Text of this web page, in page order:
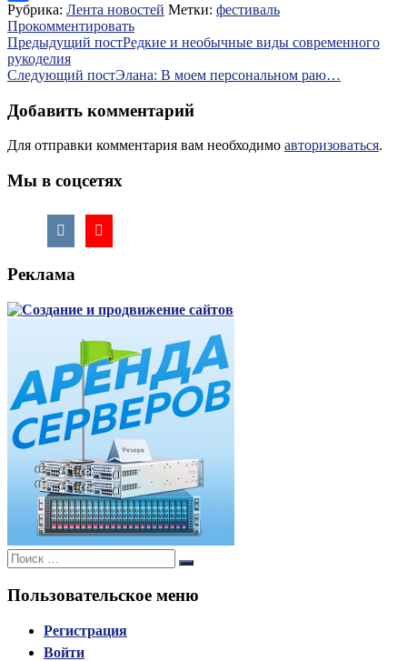
Отправить
Рубрика: Лента новостей Метки: фестиваль
Прокомментировать
Навигация
по
Предыдущий постРедкие и необычные виды современного
рукоделия
Следующий постЭлана: В моем персональном раю…
Добавить комментарий
Для отправки комментария вам необходимо авторизоваться.
Мы в соцсетях
Реклама
Поиск:
Поиск
Пользовательское меню
Регистрация
Войти